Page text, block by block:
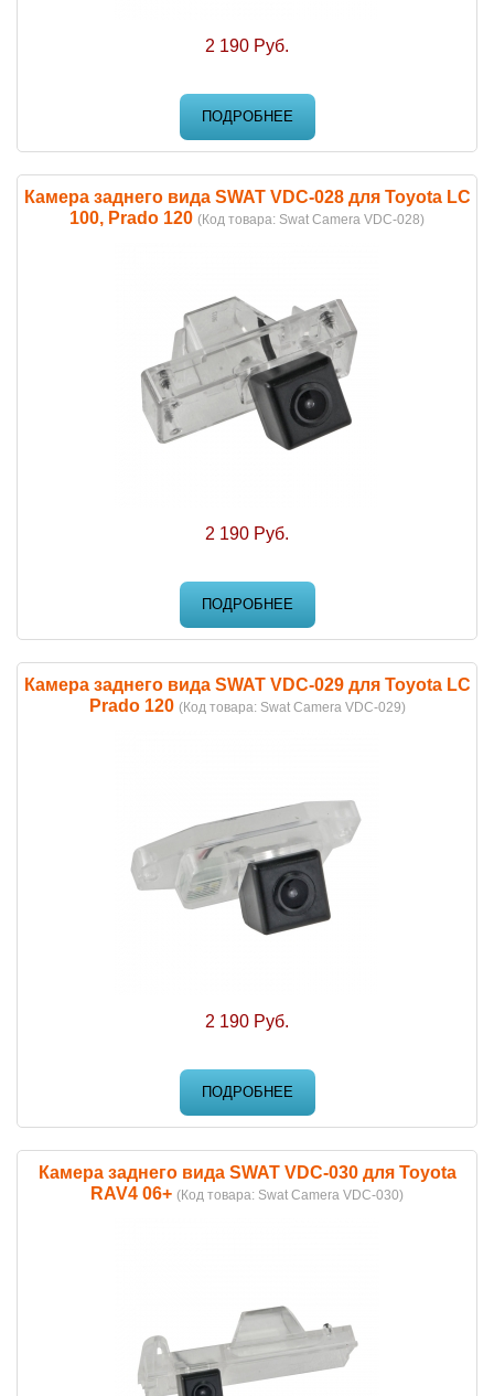
2 190 Руб.
ПОДРОБНЕЕ
Камера заднего вида SWAT VDC-028 для Toyota LC
100, Prado 120 (Код товара: Swat Camera VDC-028)
2 190 Руб.
ПОДРОБНЕЕ
Камера заднего вида SWAT VDC-029 для Toyota LC
Prado 120 (Код товара: Swat Camera VDC-029)
2 190 Руб.
ПОДРОБНЕЕ
Камера заднего вида SWAT VDC-030 для Toyota
RAV4 06+ (Код товара: Swat Camera VDC-030)